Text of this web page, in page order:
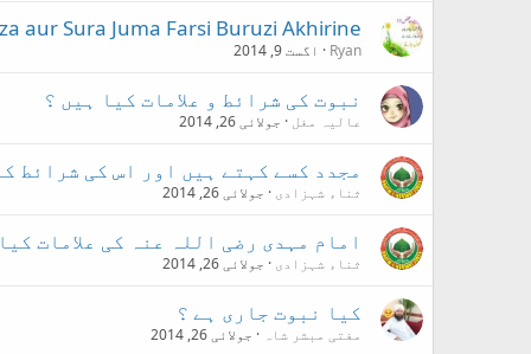
aur Sura Juma Farsi Buruzi Akhirine
Ryan اگست 9, 2014
نبوت کی شرائط و علامات کیا ہیں ؟
عالیہ مغل جولائی 26, 2014
مجدد کسے کہتے ہیں اور اس کی شرائط
ثناء شہزادی جولائی 26, 2014
امام مہدی رضی اللہ عنہ کی علامات
ثناء شہزادی جولائی 26, 2014
کیا نبوت جاری ہے ؟
مفتی مبشر شاہ جولائی 26, 2014